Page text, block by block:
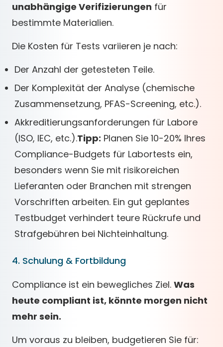
unabhängige Verifizierungen für
bestimmte Materialien.
Die Kosten für Tests variieren je nach:
Der Anzahl der getesteten Teile.
Der Komplexität der Analyse (chemische
Zusammensetzung, PFAS-Screening, etc.).
Akkreditierungsanforderungen für Labore
(ISO, IEC, etc.).Tipp: Planen Sie 10-20% Ihres
Compliance-Budgets für Labortests ein,
besonders wenn Sie mit risikoreichen
Lieferanten oder Branchen mit strengen
Vorschriften arbeiten. Ein gut geplantes
Testbudget verhindert teure Rückrufe und
Strafgebühren bei Nichteinhaltung.
4. Schulung & Fortbildung
Compliance ist ein bewegliches Ziel. Was
heute compliant ist, könnte morgen nicht
mehr sein.
Um voraus zu bleiben, budgetieren Sie für: